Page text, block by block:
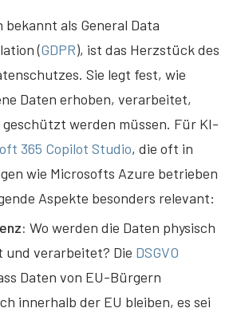
bekannt als General Data
(GDPR), ist das Herzstück des
Sie legt fest, wie
Daten erhoben, verarbeitet,
werden müssen. Für KI-
365 Copilot Studio, die oft in
wie Microsofts Azure betrieben
Aspekte besonders relevant:
Wo werden die Daten physisch
und verarbeitet? Die DSGVO
Daten von EU-Bürgern
innerhalb der EU bleiben, es sei